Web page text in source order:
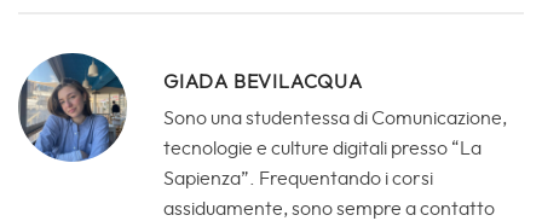
GIADA BEVILACQUA
Sono una studentessa di Comunicazione,
tecnologie e culture digitali presso “La
Sapienza”. Frequentando i corsi
assiduamente, sono sempre a contatto